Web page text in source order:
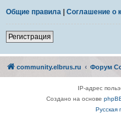
Общие правила | Соглашение о
Регистрация
community.elbrus.ru Форум
IP-адрес
Создано на основе
Русская